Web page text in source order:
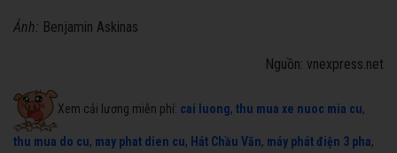
Ảnh: Benjamin Askinas
Nguồn: vnexpress.net
Xem cải lương miễn phí: cai luong, thu mua xe nuoc mia cu,
thu mua do cu, may phat dien cu, Hát Chầu Văn, máy phát điện 3 pha,